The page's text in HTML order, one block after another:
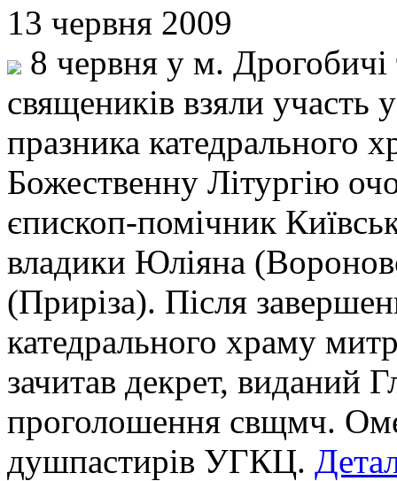
13 червня 2009
8 червня у м. Дрогобичі
священиків взяли участь
празника катедрального
Божественну Літургію
єпископ-помічник
владики Юліяна
(Приріза). Після
катедрального храму
зачитав декрет,
проголошення свщмч.
душпастирів УГКЦ.